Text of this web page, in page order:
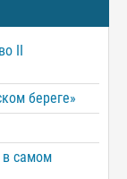
II
береге»
самом